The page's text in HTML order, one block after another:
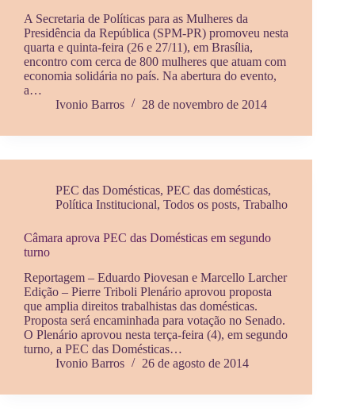
A Secretaria de Políticas para as Mulheres da
Presidência da República (SPM-PR) promoveu nesta
quarta e quinta-feira (26 e 27/11), em Brasília,
encontro com cerca de 800 mulheres que atuam com
economia solidária no país. Na abertura do evento,
a…
Ivonio Barros
28 de novembro de 2014
PEC das Domésticas, PEC das domésticas,
Política Institucional, Todos os posts, Trabalho
Câmara aprova PEC das Domésticas em segundo
turno
Reportagem – Eduardo Piovesan e Marcello Larcher
Edição – Pierre Triboli Plenário aprovou proposta
que amplia direitos trabalhistas das domésticas.
Proposta será encaminhada para votação no Senado.
O Plenário aprovou nesta terça-feira (4), em segundo
turno, a PEC das Domésticas…
Ivonio Barros
26 de agosto de 2014